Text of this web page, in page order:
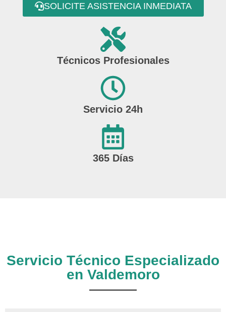
SOLICITE ASISTENCIA INMEDIATA
Técnicos Profesionales
Servicio 24h
365 Días
Servicio Técnico Especializado
en Valdemoro